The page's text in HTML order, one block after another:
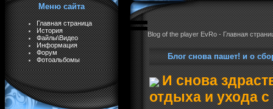
Меню сайта
Главная страница
История
Файлы\Видео
Информация
Форум
Фотоальбомы
Blog of the player EvRo - Главная
Блог снова пашет! и о
И снова
отдыха и ухода